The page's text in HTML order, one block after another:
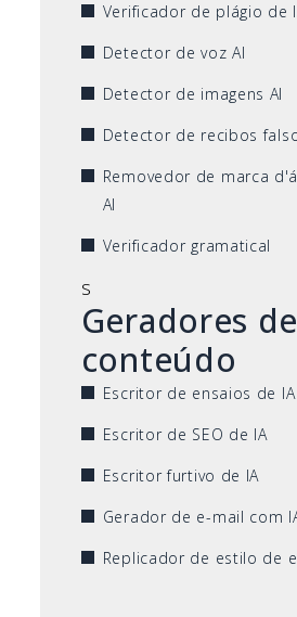
Verificador de plágio de
Detector de voz AI
Detector de imagens AI
Detector de recibos
Removedor de marca
AI
Verificador gramatical
s
Geradores de
conteúdo
Escritor de ensaios de IA
Escritor de SEO de IA
Escritor furtivo de IA
Gerador de e-mail com
Replicador de estilo de